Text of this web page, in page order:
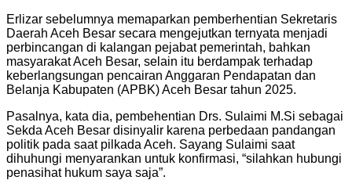
Erlizar sebelumnya memaparkan pemberhentian Sekretaris
Daerah Aceh Besar secara mengejutkan ternyata menjadi
perbincangan di kalangan pejabat pemerintah, bahkan
masyarakat Aceh Besar, selain itu berdampak terhadap
keberlangsungan pencairan Anggaran Pendapatan dan
Belanja Kabupaten (APBK) Aceh Besar tahun 2025.
Pasalnya, kata dia, pembehentian Drs. Sulaimi M.Si sebagai
Sekda Aceh Besar disinyalir karena perbedaan pandangan
politik pada saat pilkada Aceh. Sayang Sulaimi saat
dihuhungi menyarankan untuk konfirmasi, “silahkan hubungi
penasihat hukum saya saja”.